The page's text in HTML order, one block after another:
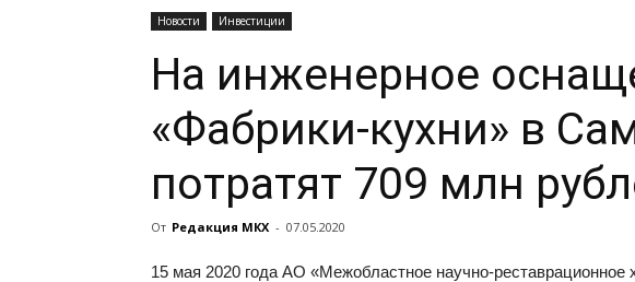
Новости Инвестиции
На инженерное
«Фабрики-кухни» в
потратят 709 млн
От Редакция МКХ - 07.05.2020
15 мая 2020 года АО «Межобластное научно-реставрационное